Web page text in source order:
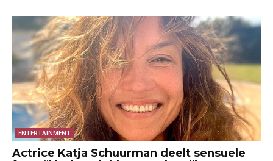
ENTERTAINMENT
Actrice Katja Schuurman deelt sensuele